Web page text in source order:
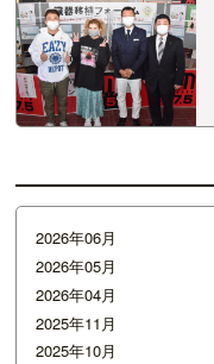
2026年06月
2026年05月
2026年04月
2025年11月
2025年10月